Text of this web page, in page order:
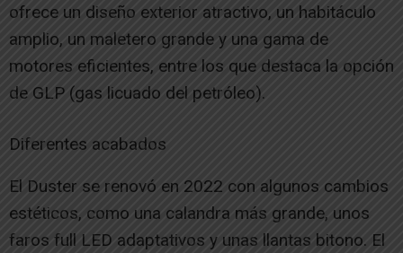
ofrece un diseño exterior atractivo, un habitáculo
amplio, un maletero grande y una gama de
motores eficientes, entre los que destaca la opción
de GLP (gas licuado del petróleo).
Diferentes acabados
El Duster se renovó en 2022 con algunos cambios
estéticos, como una calandra más grande, unos
faros full LED adaptativos y unas llantas bitono. El